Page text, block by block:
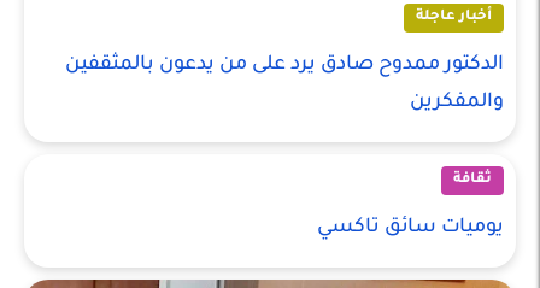
أخبار عاجلة
الدكتور ممدوح صادق يرد على من يدعون بالمثقفين
والمفكرين
ثقافة
يوميات سائق تاكسي